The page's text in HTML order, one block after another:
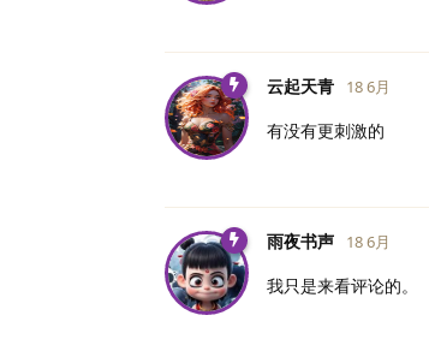
云起天青 18 6月
有没有更刺激的
雨夜书声 18 6月
我只是来看评论的。